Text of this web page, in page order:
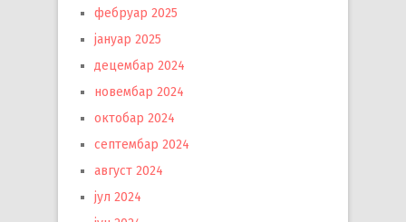
фебруар 2025
јануар 2025
децембар 2024
новембар 2024
октобар 2024
септембар 2024
август 2024
јул 2024